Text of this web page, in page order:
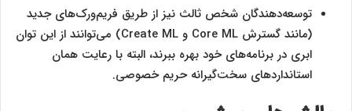
توسعه‌دهندگان شخص ثالث نیز از طریق فریم‌ورک‌های جدید
(مانند گسترش Core ML و Create ML) می‌توانند از این توان
ابری در برنامه‌های خود بهره ببرند، البته با رعایت همان
استانداردهای سخت‌گیرانه حریم خصوصی.